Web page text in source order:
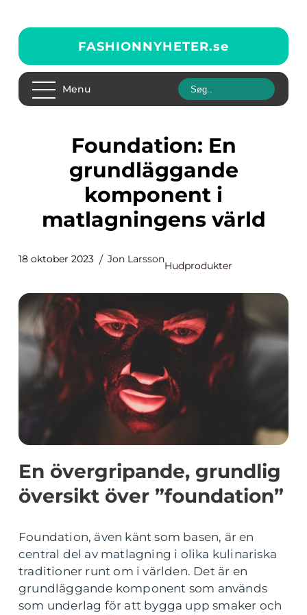
FASHIONNYHETER.se
Menu
Foundation: En
grundläggande
komponent i
matlagningens värld
18 oktober 2023 Jon Larsson
Hudprodukter
En övergripande, grundlig
översikt över ”foundation”
Foundation, även känt som basen, är en
central del av matlagning i olika kulinariska
traditioner runt om i världen. Det är en
grundläggande komponent som används
som underlag för att bygga upp smaker och